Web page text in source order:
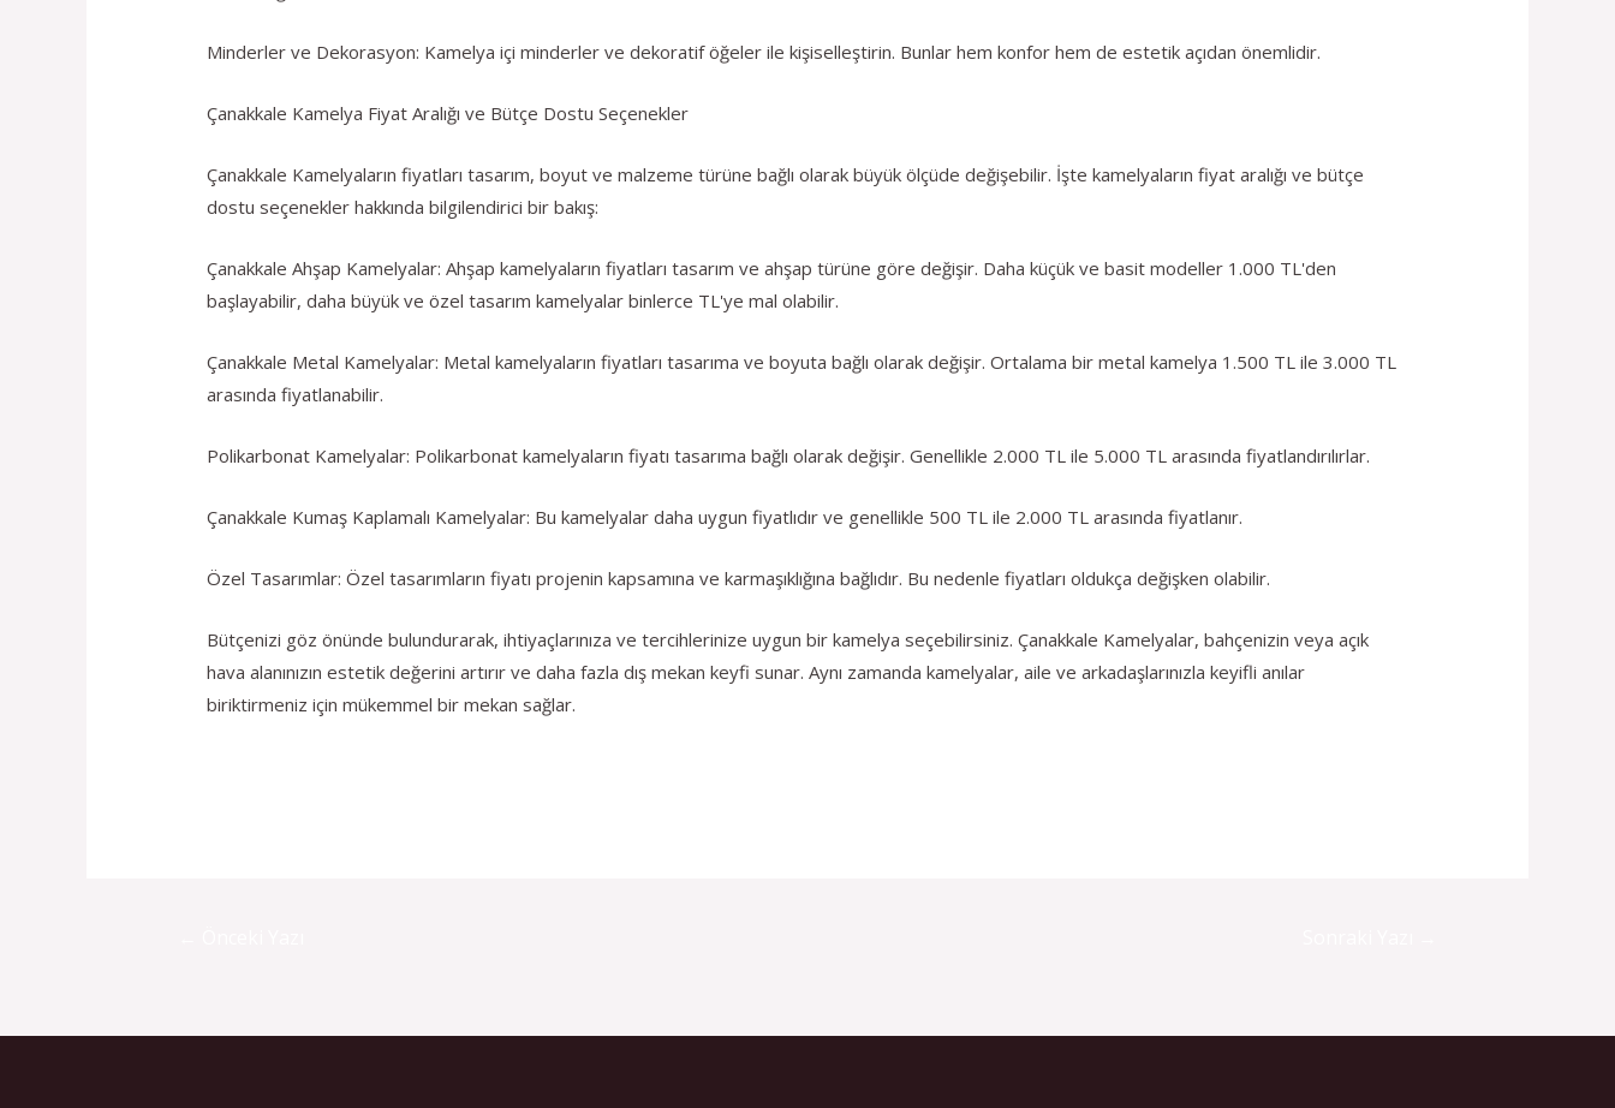
Minderler ve Dekorasyon: Kamelya içi minderler ve dekoratif öğeler ile kişiselleştirin. Bunlar hem konfor hem de estetik açıdan önemlidir.
Çanakkale Kamelya Fiyat Aralığı ve Bütçe Dostu Seçenekler
Çanakkale Kamelyaların fiyatları tasarım, boyut ve malzeme türüne bağlı olarak büyük ölçüde değişebilir. İşte kamelyaların fiyat aralığı ve bütçe
dostu seçenekler hakkında bilgilendirici bir bakış:
Çanakkale Ahşap Kamelyalar: Ahşap kamelyaların fiyatları tasarım ve ahşap türüne göre değişir. Daha küçük ve basit modeller 1.000 TL'den
başlayabilir, daha büyük ve özel tasarım kamelyalar binlerce TL'ye mal olabilir.
Çanakkale Metal Kamelyalar: Metal kamelyaların fiyatları tasarıma ve boyuta bağlı olarak değişir. Ortalama bir metal kamelya 1.500 TL ile 3.000 TL
arasında fiyatlanabilir.
Polikarbonat Kamelyalar: Polikarbonat kamelyaların fiyatı tasarıma bağlı olarak değişir. Genellikle 2.000 TL ile 5.000 TL arasında fiyatlandırılırlar.
Çanakkale Kumaş Kaplamalı Kamelyalar: Bu kamelyalar daha uygun fiyatlıdır ve genellikle 500 TL ile 2.000 TL arasında fiyatlanır.
Özel Tasarımlar: Özel tasarımların fiyatı projenin kapsamına ve karmaşıklığına bağlıdır. Bu nedenle fiyatları oldukça değişken olabilir.
Bütçenizi göz önünde bulundurarak, ihtiyaçlarınıza ve tercihlerinize uygun bir kamelya seçebilirsiniz. Çanakkale Kamelyalar, bahçenizin veya açık
hava alanınızın estetik değerini artırır ve daha fazla dış mekan keyfi sunar. Aynı zamanda kamelyalar, aile ve arkadaşlarınızla keyifli anılar
biriktirmeniz için mükemmel bir mekan sağlar.